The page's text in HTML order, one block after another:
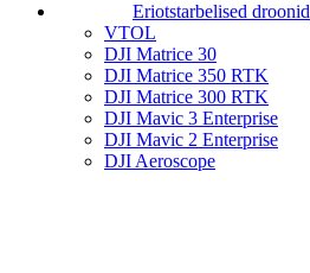
Eriotstarbelised droonid
VTOL
DJI Matrice 30
DJI Matrice 350 RTK
DJI Matrice 300 RTK
DJI Mavic 3 Enterprise
DJI Mavic 2 Enterprise
DJI Aeroscope